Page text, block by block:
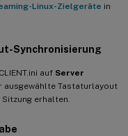
Linux-Zielgeräte in
Synchronisierung
auf Server
Tastaturlayout
erhalten.